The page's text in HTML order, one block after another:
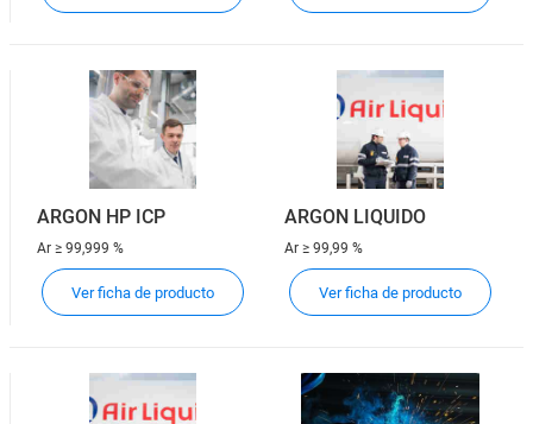
ARGÓN HP ICP
Ar ≥ 99,999 %
Ver ficha de producto
ARGON LIQUIDO
Ar ≥ 99,99 %
Ver ficha de producto